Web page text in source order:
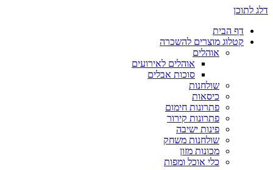
דלג לתוכן
דף הבית
קטלוג מוצרים להשכרה
אוהלים
אוהלים לאירועים
סוכות אבלים
שולחנות
כיסאות
פתרונות חימום
פתרונות קירור
פינות ישיבה
שולחנות משחק
מכונות מזון
כלי אוכל ומפות